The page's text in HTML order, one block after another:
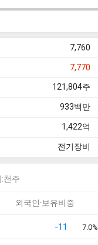
7,760
7,770
121,804주
933백만
1,422억
전기장비
천주
외국인·보유비중
-11 7.0%